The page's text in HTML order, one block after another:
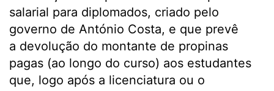
salarial para diplomados, criado pelo
governo de António Costa, e que prevê
a devolução do montante de propinas
pagas (ao longo do curso) aos estudantes
que, logo após a licenciatura ou o